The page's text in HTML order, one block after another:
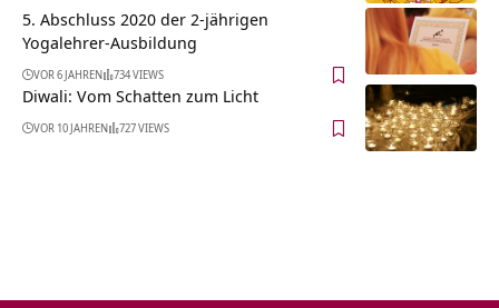
5. Abschluss 2020 der 2-jährigen
Yogalehrer-Ausbildung
VOR 6 JAHREN 734 VIEWS
Diwali: Vom Schatten zum Licht
VOR 10 JAHREN 727 VIEWS